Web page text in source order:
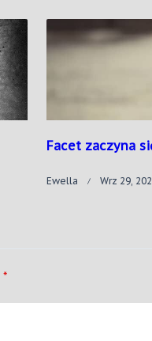
Facet zaczyna
Ewella Wrz 29,
*